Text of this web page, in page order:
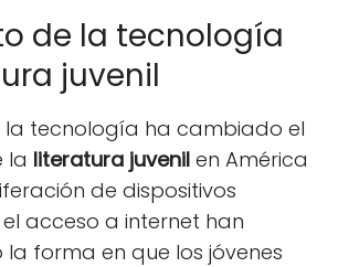
de la tecnología
juvenil
la tecnología ha cambiado el
la literatura juvenil en América
de dispositivos
acceso a internet han
forma en que los jóvenes